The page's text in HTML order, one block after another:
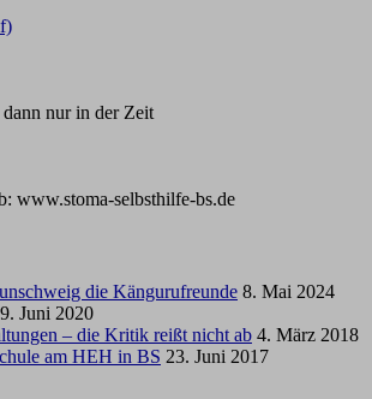
nur in der Zeit
www.stoma-selbsthilfe-bs.de
die Kängurufreunde 8. Mai 2024
Juni 2020
– die Kritik reißt nicht ab 4. März 2018
am HEH in BS 23. Juni 2017